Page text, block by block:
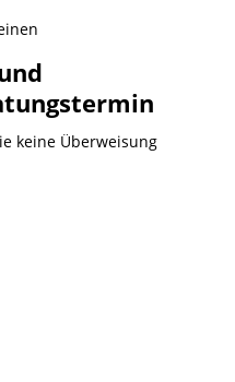
keine Überweisung